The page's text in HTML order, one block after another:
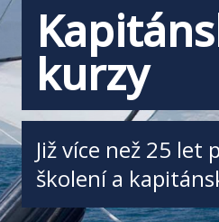
kurzy
Již více než 25 let
školení a